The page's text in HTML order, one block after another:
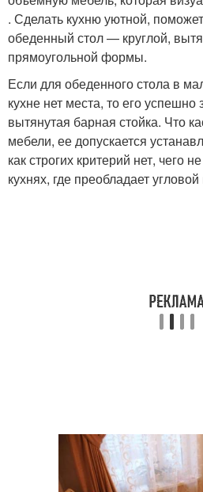
. Сделать кухню уютной,
обеденный стол — круглой,
прямоугольной формы.
Если для обеденного стола в
кухне нет места, то его
вытянутая барная стойка. Что
мебели, ее допускается
как строгих критерий нет, чего
кухнях, где преобладает угловой